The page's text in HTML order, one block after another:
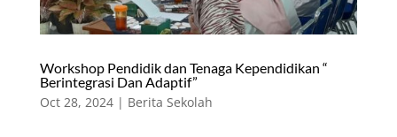
Workshop Pendidik dan Tenaga Kependidikan “
Berintegrasi Dan Adaptif”
Oct 28, 2024| Berita Sekolah